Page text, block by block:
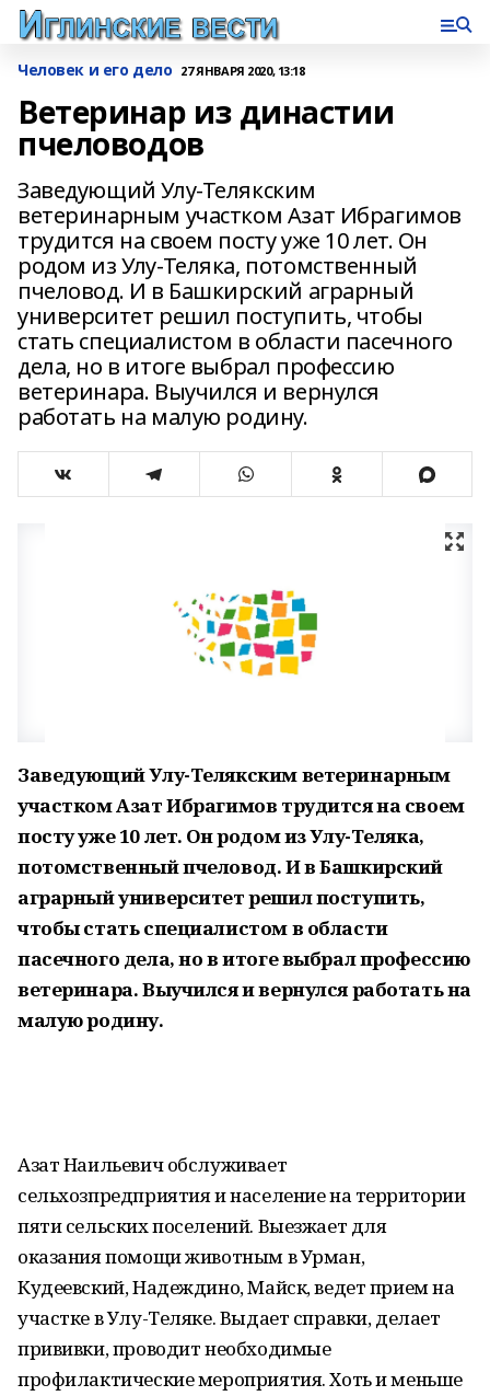
Человек и его дело 27 ЯНВАРЯ 2020, 13:18
Ветеринар из династии
пчеловодов
Заведующий Улу-Телякским
ветеринарным участком Азат Ибрагимов
трудится на своем посту уже 10 лет. Он
родом из Улу-Теляка, потомственный
пчеловод. И в Башкирский аграрный
университет решил поступить, чтобы
стать специалистом в области пасечного
дела, но в итоге выбрал профессию
ветеринара. Выучился и вернулся
работать на малую родину.
Заведующий Улу-Телякским ветеринарным
участком Азат Ибрагимов трудится на своем
посту уже 10 лет. Он родом из Улу-Теляка,
потомственный пчеловод. И в Башкирский
аграрный университет решил поступить,
чтобы стать специалистом в области
пасечного дела, но в итоге выбрал профессию
ветеринара. Выучился и вернулся работать на
малую родину.
Азат Наильевич обслуживает
сельхозпредприятия и население на территории
пяти сельских поселений. Выезжает для
оказания помощи животным в Урман,
Кудеевский, Надеждино, Майск, ведет прием на
участке в Улу-Теляке. Выдает справки, делает
прививки, проводит необходимые
профилактические мероприятия. Хоть и меньше